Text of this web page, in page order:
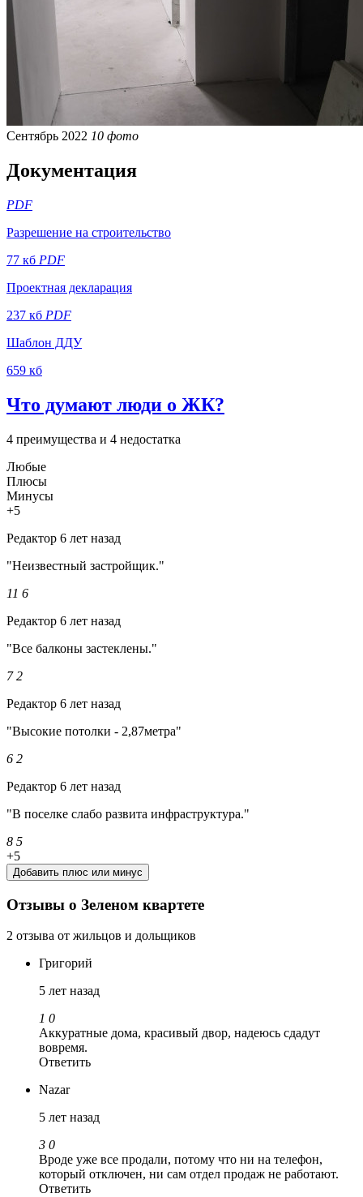
Сентябрь 2022 10 фото
Документация
PDF
Разрешение на строительство
77 кб PDF
Проектная декларация
237 кб PDF
Шаблон ДДУ
659 кб
Что думают люди о ЖК?
4 преимущества и 4 недостатка
Любые
Плюсы
Минусы
+5
Редактор 6 лет назад
"Неизвестный застройщик."
11 6
Редактор 6 лет назад
"Все балконы застеклены."
7 2
Редактор 6 лет назад
"Высокие потолки - 2,87метра"
6 2
Редактор 6 лет назад
"В поселке слабо развита инфраструктура."
8 5
+5
Добавить плюс или минус
Отзывы о Зеленом квартете
2 отзыва от жильцов и дольщиков
Григорий
5 лет назад
1 0
Аккуратные дома, красивый двор, надеюсь сдадут
вовремя.
Ответить
Nazar
5 лет назад
3 0
Вроде уже все продали, потому что ни на телефон,
который отключен, ни сам отдел продаж не работают.
Ответить